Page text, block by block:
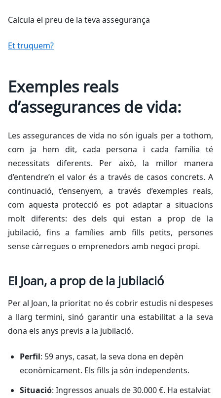
Calcula el preu de la teva assegurança
Et truquem?
Exemples reals
d’assegurances de vida:
Les assegurances de vida no són iguals per a tothom,
com ja hem dit, cada persona i cada família té
necessitats diferents. Per això, la millor manera
d’entendre’n el valor és a través de casos concrets. A
continuació, t’ensenyem, a través d’exemples reals,
com aquesta protecció es pot adaptar a situacions
molt diferents: des dels qui estan a prop de la
jubilació, fins a famílies amb fills petits, persones
sense càrregues o emprenedors amb negoci propi.
El Joan, a prop de la jubilació
Per al Joan, la prioritat no és cobrir estudis ni despeses
a llarg termini, sinó garantir una estabilitat a la seva
dona els anys previs a la jubilació.
Perfil: 59 anys, casat, la seva dona en depèn
econòmicament. Els fills ja són independents.
Situació: Ingressos anuals de 30.000 €. Ha estalviat